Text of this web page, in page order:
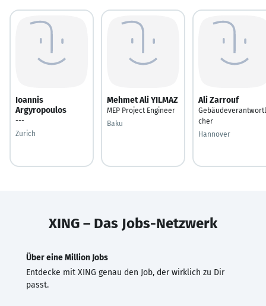
Ioannis
Argyropoulos
---
Zurich
Mehmet Ali YILMAZ
MEP Project Engineer
Baku
Ali Zarrouf
cher
Hannover
XING – Das Jobs-Netzwerk
Über eine Million Jobs
Entdecke mit XING genau den Job, der wirklich zu Dir
passt.